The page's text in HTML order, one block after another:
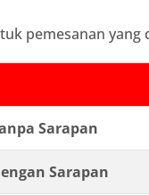
pemesanan
Sarapan
Sarapan